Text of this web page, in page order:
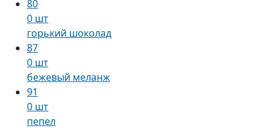
80
0 шт
горький шоколад
87
0 шт
бежевый меланж
91
0 шт
пепел